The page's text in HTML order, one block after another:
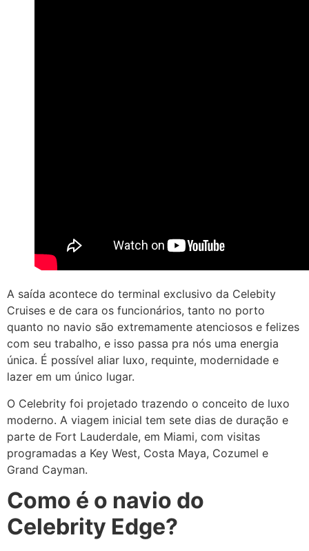
A saída acontece do terminal exclusivo da Celebity
Cruises e de cara os funcionários, tanto no porto
quanto no navio são extremamente atenciosos e felizes
com seu trabalho, e isso passa pra nós uma energia
única. É possível aliar luxo, requinte, modernidade e
lazer em um único lugar.
O Celebrity foi projetado trazendo o conceito de luxo
moderno. A viagem inicial tem sete dias de duração e
parte de Fort Lauderdale, em Miami, com visitas
programadas a Key West, Costa Maya, Cozumel e
Grand Cayman.
Como é o navio do
Celebrity Edge?